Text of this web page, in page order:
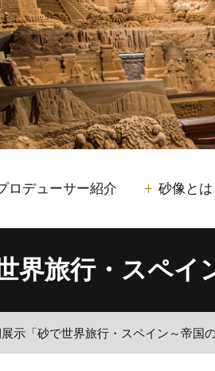
ロデューサー紹介 砂像とは
界旅行・スペイ
示「砂で世界旅行・スペイン～帝国